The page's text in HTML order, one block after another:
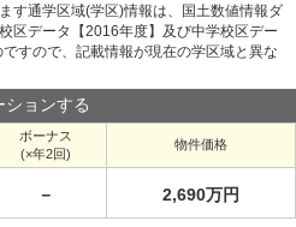
す通学区域(学区)情報は、国土数値情報ダ
区データ【2016年度】及び中学校区デー
すので、記載情報が現在の学区域と異な
ションする
ボーナス
(×年2回)
物件価格
－ 2,690万円